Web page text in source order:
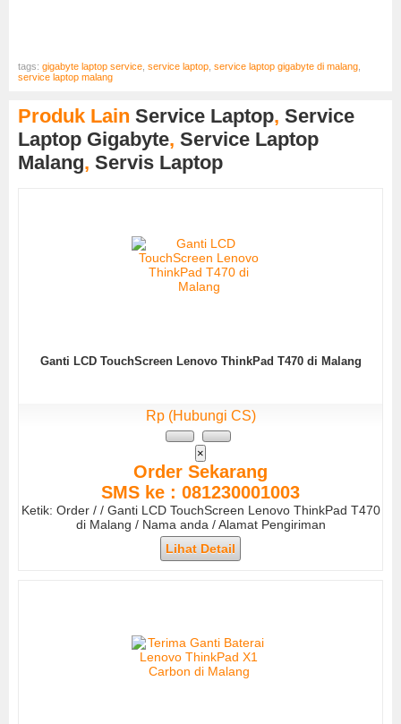
tags: gigabyte laptop service service laptop service laptop gigabyte di malang
service laptop malang
Produk Lain Service Laptop, Service
Laptop Gigabyte, Service Laptop
Malang, Servis Laptop
Ganti LCD TouchScreen Lenovo ThinkPad T470 di Malang
Rp (Hubungi CS)
×
Order Sekarang
SMS ke : 081230001003
Ketik: Order / / Ganti LCD TouchScreen Lenovo ThinkPad T470
di Malang / Nama anda / Alamat Pengiriman
Lihat Detail